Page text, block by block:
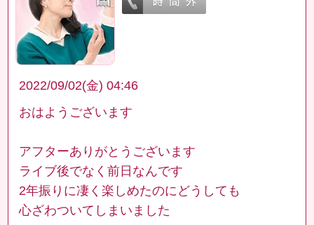
2022/09/02(金) 04:46
おはようございます
アフターありがとうございます
ライブ後でなく前日なんです
2年振りに凄く楽しめたのにどうしても
心ざわついてしまいました